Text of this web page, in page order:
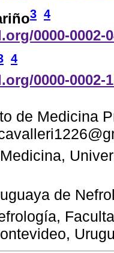
3 4
0000-0002-
4
0000-0002-
de Medicina
de